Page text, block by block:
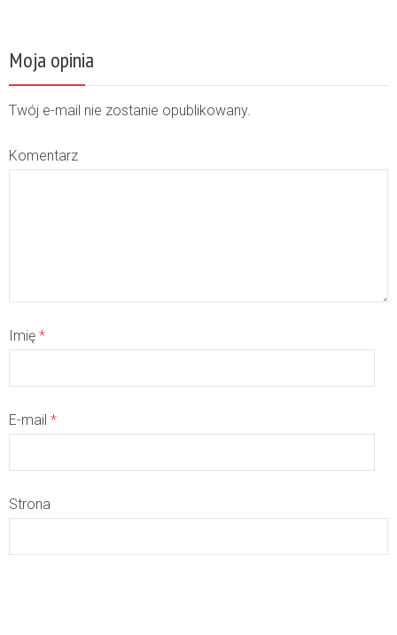
Moja opinia
Twój e-mail nie zostanie opublikowany.
Komentarz
Imię *
E-mail *
Strona